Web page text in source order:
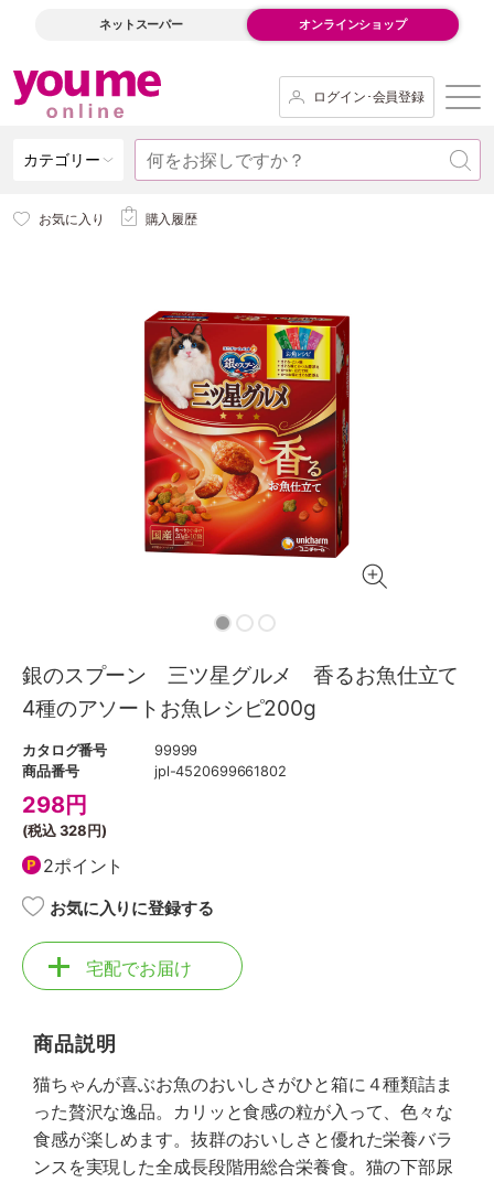
ネットスーパー オンラインショップ
ログイン･会員登録
カテゴリー
お気に入り 購入履歴
銀のスプーン 三ツ星グルメ 香るお魚仕立て
4種のアソートお魚レシピ200g
カタログ番号
99999
商品番号
jpl-4520699661802
298円
(税込328円)
2ポイント
お気に入りに登録する
宅配でお届け
商品説明
猫ちゃんが喜ぶお魚のおいしさがひと箱に４種類詰ま
った贅沢な逸品。カリッと食感の粒が入って、色々な
食感が楽しめます。抜群のおいしさと優れた栄養バラ
ンスを実現した全成長段階用総合栄養食。猫の下部尿